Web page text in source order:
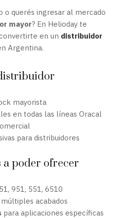
o querés ingresar al mercado
mayor? En Helioday te
en un distribuidor
Argentina.
mayorista
en todas las líneas Oracal
para distribuidores
a poder ofrecer
951, 551, 6510
acabados
para aplicaciones específicas